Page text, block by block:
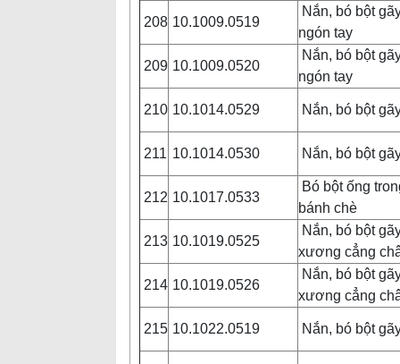
208 10.1009.0519
Nắn, bó bột
ngón tay
209 10.1009.0520
Nắn, bó bột
ngón tay
210 10.1014.0529 Nắn, bó bột
211 10.1014.0530 Nắn, bó bột
212 10.1017.0533
Bó bột ống
bánh chè
213 10.1019.0525
Nắn, bó bột
xương cẳng
214 10.1019.0526
Nắn, bó bột
xương cẳng
215 10.1022.0519 Nắn, bó bột